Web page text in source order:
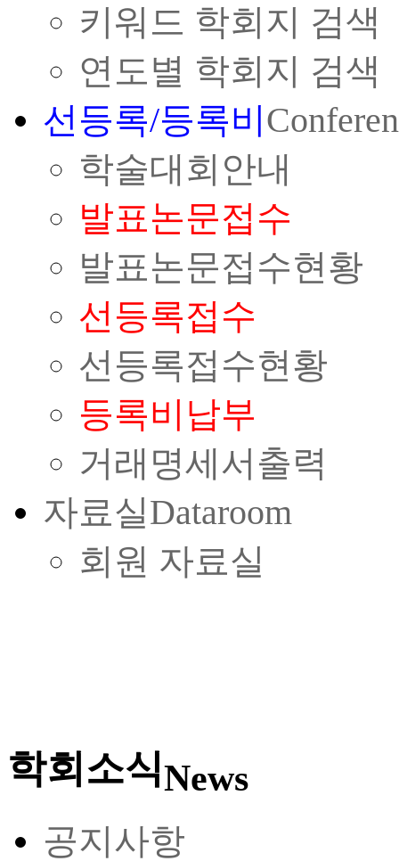
키워드 학회지 검색
연도별 학회지 검색
선등록/등록비
학술대회안내
발표논문접수
발표논문접수현황
선등록접수
선등록접수현황
등록비납부
거래명세서출력
자료실Dataroom
회원 자료실
학회소식News
공지사항